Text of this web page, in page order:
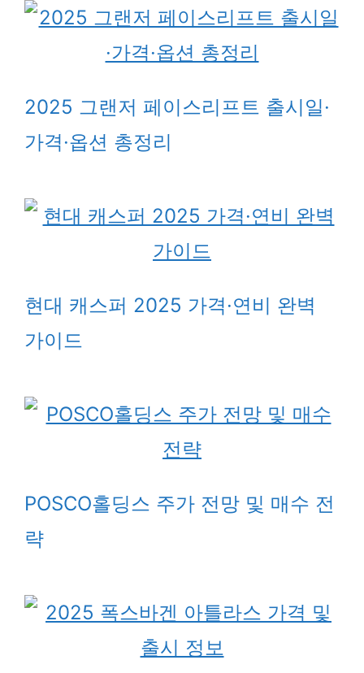
2025 그랜저 페이스리프트 출시일·
가격·옵션 총정리
현대 캐스퍼 2025 가격·연비 완벽
가이드
POSCO홀딩스 주가 전망 및 매수 전
략